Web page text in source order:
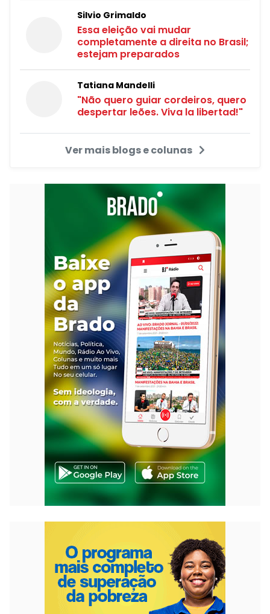
Silvio Grimaldo
Essa eleição vai mudar
completamente a direita no Brasil;
estejam preparados
Tatiana Mandelli
"Não quero guiar cordeiros, quero
despertar leões. Viva la libertad!"
Ver mais blogs e colunas